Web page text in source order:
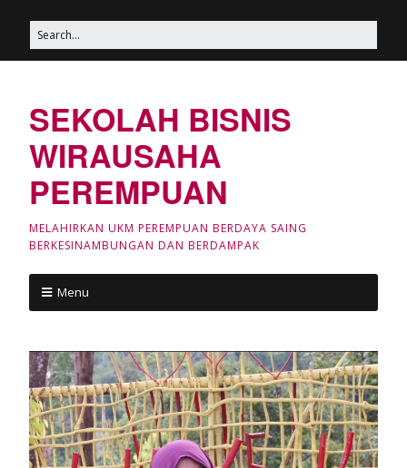
SEKOLAH BISNIS
WIRAUSAHA
PEREMPUAN
MELAHIRKAN UKM PEREMPUAN BERDAYA SAING
BERKESINAMBUNGAN DAN BERDAMPAK
Menu